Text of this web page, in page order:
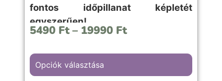
fontos időpillanat képletét
egyszerűen!
A “Piros szívek” hátterű kép választása,
5490 Ft – 19990 Ft
Opciók választása